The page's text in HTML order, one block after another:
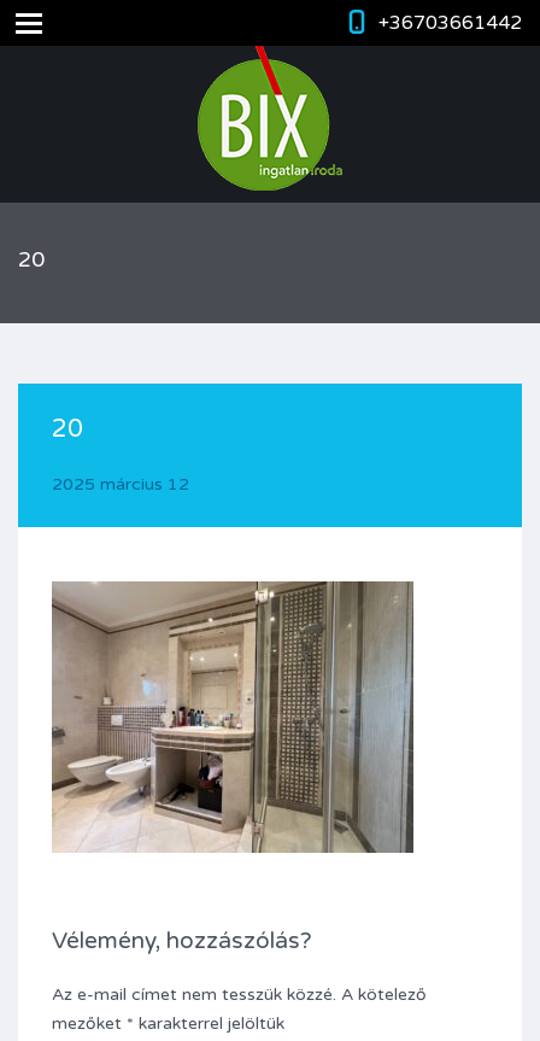
+36703661442
20
20
2025 március 12
Vélemény, hozzászólás?
Az e-mail címet nem tesszük közzé. A kötelező
mezőket * karakterrel jelöltük